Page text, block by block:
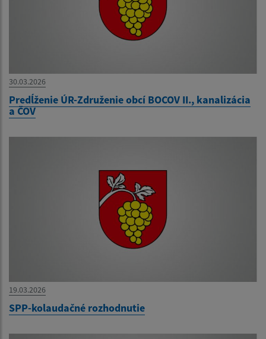
30.03.2026
Predĺženie ÚR-Združenie obcí BOCOV II., kanalizácia
a ČOV
19.03.2026
SPP-kolaudačné rozhodnutie